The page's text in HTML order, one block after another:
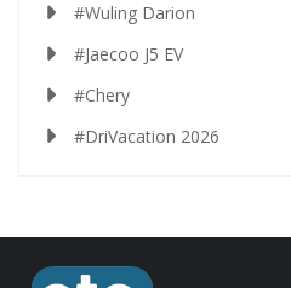
#Wuling Darion
#Jaecoo J5 EV
#Chery
#DriVacation 2026